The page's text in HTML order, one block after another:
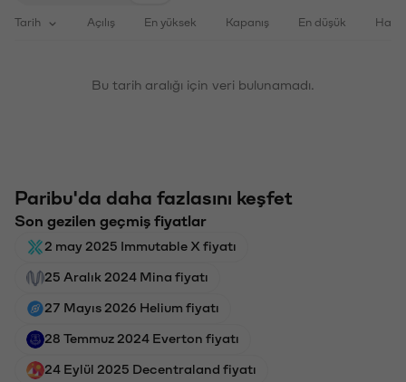
Tarih Açılış En yüksek Kapanış En düşük
Bu tarih aralığı için veri bulunamadı.
Paribu'da daha fazlasını keşfet
Son gezilen geçmiş fiyatlar
2 may 2025 Immutable X fiyatı
25 Aralık 2024 Mina fiyatı
27 Mayıs 2026 Helium fiyatı
28 Temmuz 2024 Everton fiyatı
24 Eylül 2025 Decentraland fiyatı